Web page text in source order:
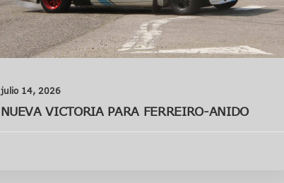
julio 14, 2026
NUEVA VICTORIA PARA FERREIRO-ANIDO